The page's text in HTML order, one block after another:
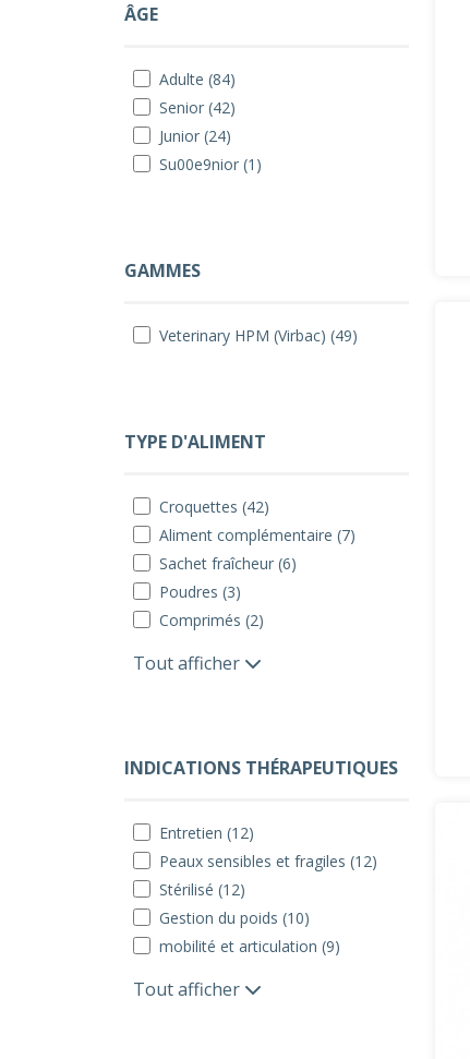
ÂGE
Adulte (84)
Senior (42)
Junior (24)
Su00e9nior (1)
GAMMES
Veterinary HPM (Virbac) (49)
TYPE D'ALIMENT
Croquettes (42)
Aliment complémentaire (7)
Sachet fraîcheur (6)
Poudres (3)
Comprimés (2)
Tout afficher
INDICATIONS THÉRAPEUTIQUES
Entretien (12)
Peaux sensibles et fragiles (12)
Stérilisé (12)
Gestion du poids (10)
mobilité et articulation (9)
Tout afficher